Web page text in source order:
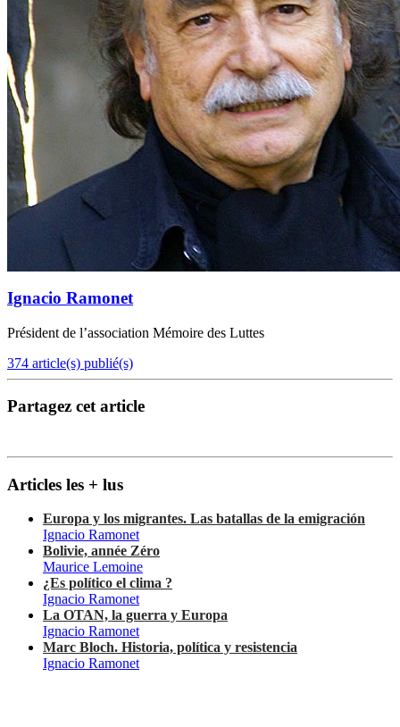
Ignacio Ramonet
Président de l’association Mémoire des Luttes
374 article(s) publié(s)
Partagez cet article
Articles les + lus
Europa y los migrantes. Las batallas de la emigración
Ignacio Ramonet
Bolivie, année Zéro
Maurice Lemoine
¿Es político el clima ?
Ignacio Ramonet
La OTAN, la guerra y Europa
Ignacio Ramonet
Marc Bloch. Historia, política y resistencia
Ignacio Ramonet